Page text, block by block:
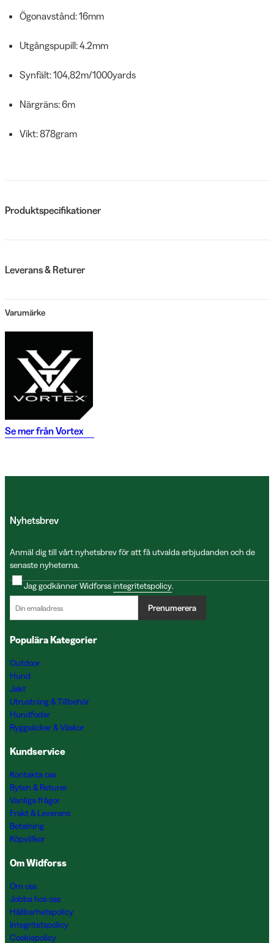
Ögonavstånd: 16mm
Utgångspupill: 4.2mm
Synfält: 104,82m/1000yards
Närgräns: 6m
Vikt: 878gram
Produktspecifikationer
Leverans & Returer
Varumärke
Se mer frånVortex
Nyhetsbrev
Anmäl dig till vårt nyhetsbrev för att få utvalda erbjudanden och de
senaste nyheterna.
Jag godkänner Widforssintegritetspolicy.
Prenumerera
Populära Kategorier
Outdoor
Hund
Jakt
Utrustning & Tillbehör
Hundfoder
Ryggsäckar & Väskor
Kundservice
Kontakta oss
Byten & Returer
Vanliga frågor
Frakt & Leverans
Betalning
Köpvillkor
Om Widforss
Om oss
Jobba hos oss
Hållbarhetspolicy
Integritetspolicy
Cookiepolicy